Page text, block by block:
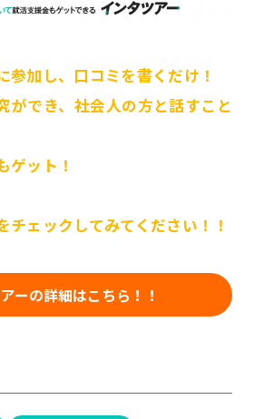
参加し、口コミを書くだけ！
ができ、社会人の方と話すこと
ゲット！
チェックしてみてください！！
ーの詳細はこちら！！